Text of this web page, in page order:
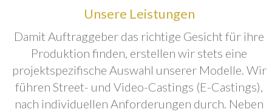
Unsere Leistungen
Damit Auftraggeber das richtige Gesicht für ihre
Produktion finden, erstellen wir stets eine
projektspezifische Auswahl unserer Modelle. Wir
führen Street- und Video-Castings (E-Castings),
nach individuellen Anforderungen durch. Neben